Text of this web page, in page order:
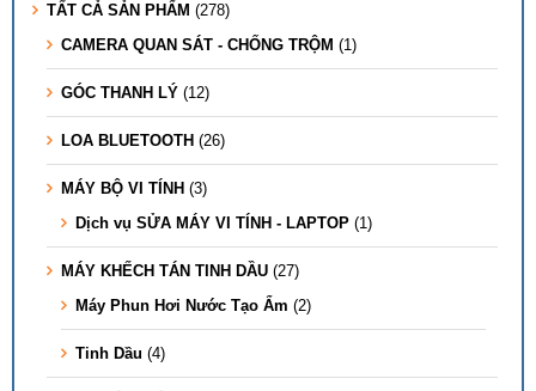
TẤT CẢ SẢN PHẨM (278)
CAMERA QUAN SÁT - CHỐNG TRỘM (1)
GÓC THANH LÝ (12)
LOA BLUETOOTH (26)
MÁY BỘ VI TÍNH (3)
Dịch vụ SỬA MÁY VI TÍNH - LAPTOP (1)
MÁY KHẾCH TÁN TINH DẦU (27)
Máy Phun Hơi Nước Tạo Ẩm (2)
Tinh Dầu (4)